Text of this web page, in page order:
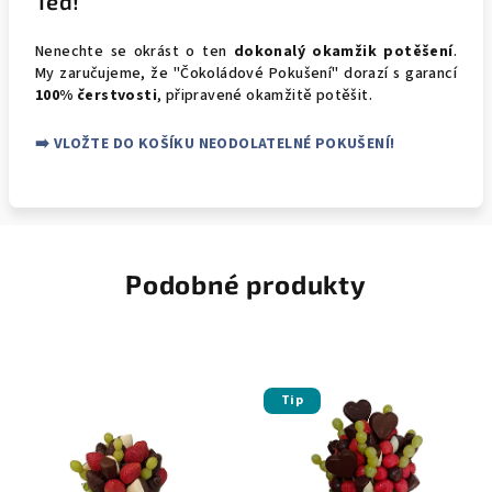
Nenechte se okrást o ten dokonalý okamžik potěšení.
My zaručujeme, že "Čokoládové Pokušení" dorazí s garancí
100% čerstvosti, připravené okamžitě potěšit.
➡️ VLOŽTE DO KOŠÍKU NEODOLATELNÉ POKUŠENÍ!
Podobné produkty
Tip